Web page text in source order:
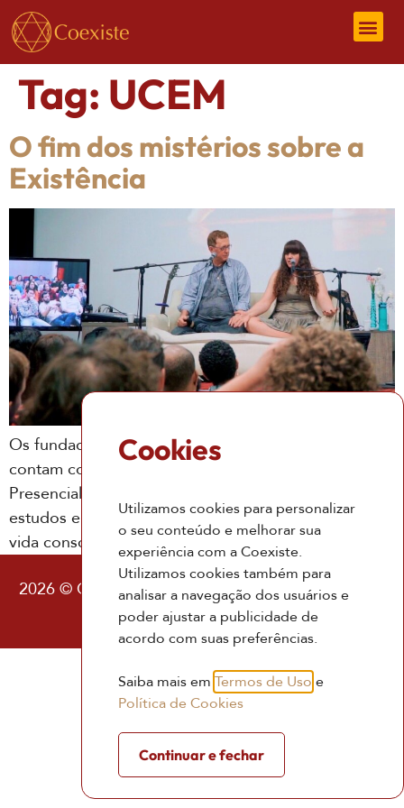
Tag: UCEM
O fim dos mistérios sobre a
Existência
Os fundadores da Coexiste, Kaw Yin e Yan Yin,
contam como nasceu o Workshop A Verdade
Presencial, a grande porta de entrada para os
estudos e práticas que a Coexiste oferece para uma
vida consciente
2026 © Coexiste – Consultoria Existencial |Política
de Privacidade|Termos de Uso
Cookies
Utilizamos cookies para personalizar
o seu conteúdo e melhorar sua
experiência com a Coexiste.
Utilizamos cookies também para
analisar a navegação dos usuários e
poder ajustar a publicidade de
acordo com suas preferências.
Saiba mais em Termos de Uso e
Política de Cookies
Continuar e fechar